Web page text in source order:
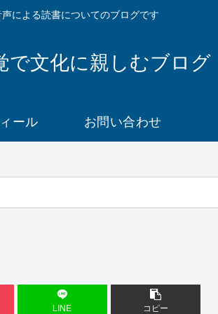
による読書についてのブログです
で文化に親しむブログ
ール お問い合わせ
LINE コピー